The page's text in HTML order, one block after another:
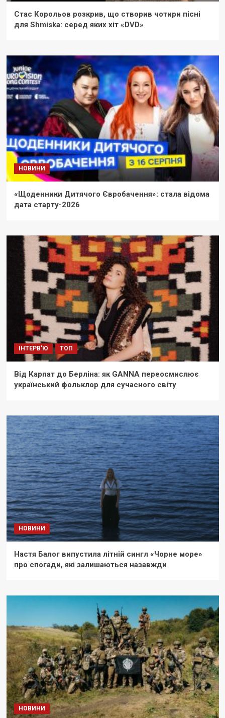
Стас Корольов розкрив, що створив чотири пісні
для Shmiska: серед яких хіт «DVD»
НОВИНИ
«Щоденники Дитячого Євробачення»: стала відома
дата старту-2026
ІНТЕРВ'Ю ТОП
Від Карпат до Берліна: як GANNA переосмислює
український фольклор для сучасного світу
НОВИНИ
Настя Балог випустила літній сингл «Чорне море»
про спогади, які залишаються назавжди
НОВИНИ